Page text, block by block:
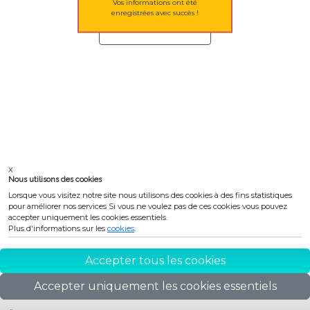
Vos informations ont été
enregistrées avec succès !
X
Nous utilisons des cookies
Lorsque vous visitez notre site nous utilisons des cookies à des fins statistiques
pour améliorer nos services Si vous ne voulez pas de ces cookies vous pouvez
accepter uniquement les cookies essentiels.
Plus d'informations sur les cookies.
Accepter tous les cookies
Accepter uniquement les cookies essentiels
paramètres cookies
© 2026 - Talk
Interactive by